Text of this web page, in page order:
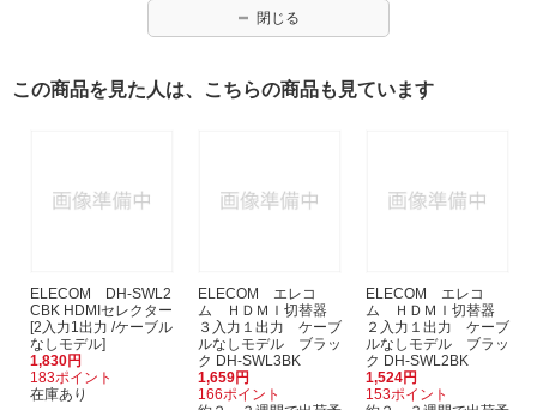
閉じる
この商品を見た人は、こちらの商品も見ています
ELECOM DH-SWL2
CBK HDMIセレクター
[2入力1出力 /ケーブル
なしモデル]
1,830円
183ポイント
在庫あり
ELECOM エレコ
ム ＨＤＭＩ切替器
３入力１出力 ケーブ
ルなしモデル ブラッ
ク DH-SWL3BK
1,659円
166ポイント
ELECOM エレコ
ム ＨＤＭＩ切替器
２入力１出力 ケーブ
ルなしモデル ブラッ
ク DH-SWL2BK
1,524円
153ポイント